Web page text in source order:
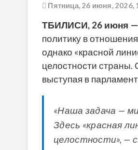
Пятница, 26 июня, 2026,
ТБИЛИСИ, 26 июня —
политику в
однако «красной
целостности страны.
выступая в
«Наша задача —
Здесь «красная
целостности», —